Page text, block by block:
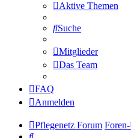
Aktive Themen
Suche
Mitglieder
Das Team
FAQ
Anmelden
Pflegenetz Forum